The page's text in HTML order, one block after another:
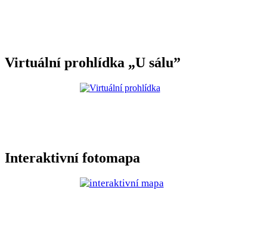
Virtuální prohlídka „U sálu”
Interaktivní fotomapa